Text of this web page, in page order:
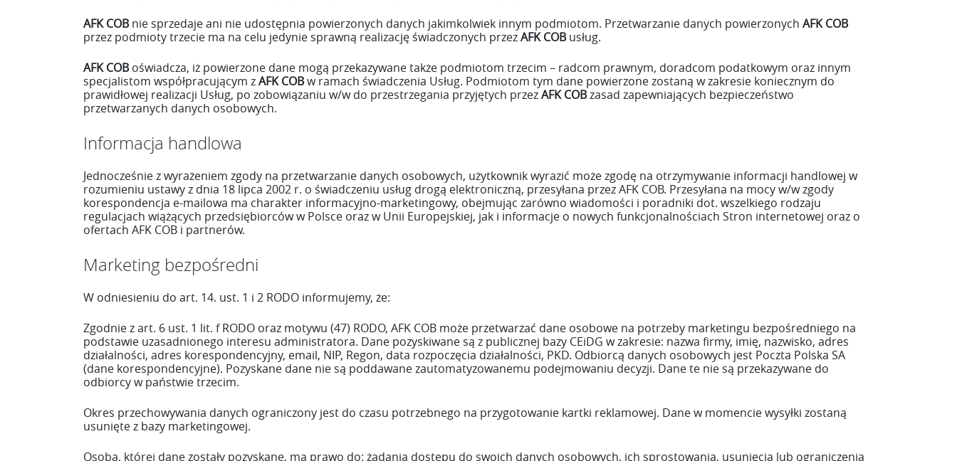
AFK COBnie sprzedaje ani nie udostępnia powierzonych danych jakimkolwiek innym podmiotom. Przetwarzanie danych powierzonych AFK COB
przez podmioty trzecie ma na celu jedynie sprawną realizację świadczonych przezAFK COBusług.
AFK COBoświadcza, iż powierzone dane mogą przekazywane także podmiotom trzecim – radcom prawnym, doradcom podatkowym oraz innym
specjalistom współpracującym zAFK COBw ramach świadczenia Usług. Podmiotom tym dane powierzone zostaną w zakresie koniecznym do
prawidłowej realizacji Usług, po zobowiązaniu w/w do przestrzegania przyjętych przezAFK COBzasad zapewniających bezpieczeństwo
przetwarzanych danych osobowych.
Informacja handlowa
Jednocześnie z wyrażeniem zgody na przetwarzanie danych osobowych, użytkownik wyrazić może zgodę na otrzymywanie informacji handlowej w
rozumieniu ustawy z dnia 18 lipca 2002 r. o świadczeniu usług drogą elektroniczną, przesyłana przez AFK COB. Przesyłana na mocy w/w zgody
korespondencja e-mailowa ma charakter informacyjno-marketingowy, obejmując zarówno wiadomości i poradniki dot. wszelkiego rodzaju
regulacjach wiążących przedsiębiorców w Polsce oraz w Unii Europejskiej, jak i informacje o nowych funkcjonalnościach Stron internetowej oraz o
ofertach AFK COB i partnerów.
Marketing bezpośredni
W odniesieniu do art. 14. ust. 1 i 2 RODO informujemy, że:
Zgodnie z art. 6 ust. 1 lit. f RODO oraz motywu (47) RODO, AFK COB może przetwarzać dane osobowe na potrzeby marketingu bezpośredniego na
podstawie uzasadnionego interesu administratora. Dane pozyskiwane są z publicznej bazy CEiDG w zakresie: nazwa firmy, imię, nazwisko, adres
działalności, adres korespondencyjny, email, NIP, Regon, data rozpoczęcia działalności, PKD. Odbiorcą danych osobowych jest Poczta Polska SA
(dane korespondencyjne). Pozyskane dane nie są poddawane zautomatyzowanemu podejmowaniu decyzji. Dane te nie są przekazywane do
odbiorcy w państwie trzecim.
Okres przechowywania danych ograniczony jest do czasu potrzebnego na przygotowanie kartki reklamowej. Dane w momencie wysyłki zostaną
usunięte z bazy marketingowej.
Osoba, której dane zostały pozyskane, ma prawo do: żądania dostępu do swoich danych osobowych, ich sprostowania, usunięcia lub ograniczenia